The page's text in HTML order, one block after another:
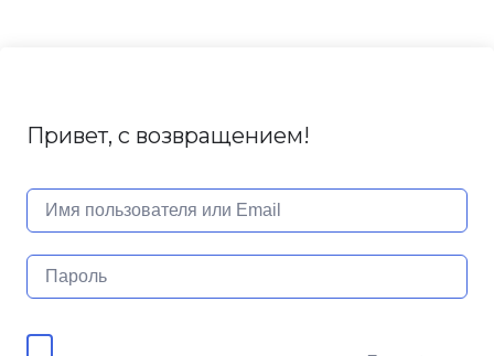
Привет, с возвращением!